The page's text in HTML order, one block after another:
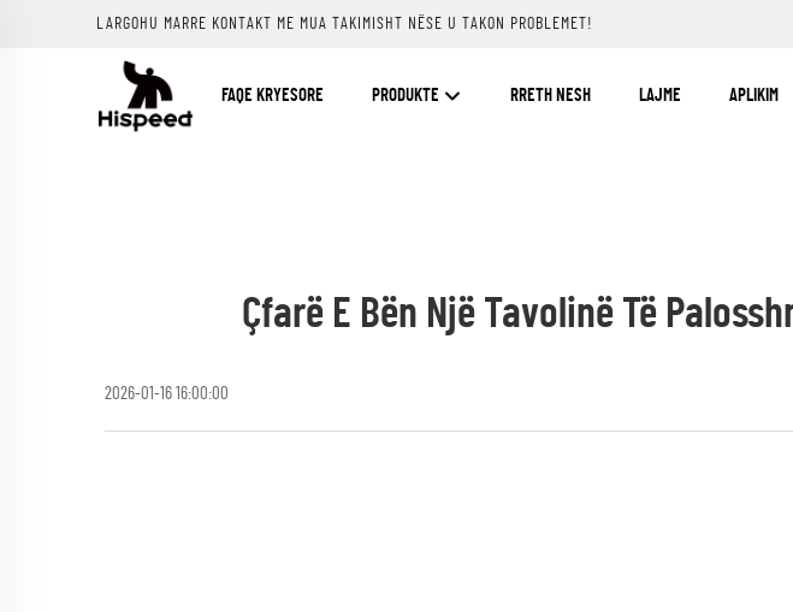
LARGOHU MARRE KONTAKT ME MUA TAKIMISHT NËSE U TAKON PROBLEMET!
FAQE KRYESORE PRODUKTE RRETH NESH LAJME APLIKIM
Çfarë E Bën Një Tavolinë Të
2026-01-16 16:00:00